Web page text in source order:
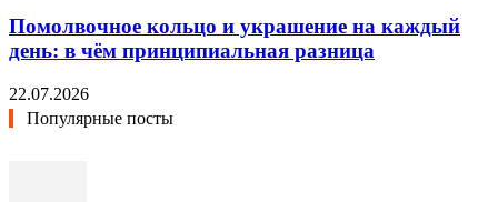
Помолвочное кольцо и украшение на каждый
день: в чём принципиальная разница
22.07.2026
Популярные посты